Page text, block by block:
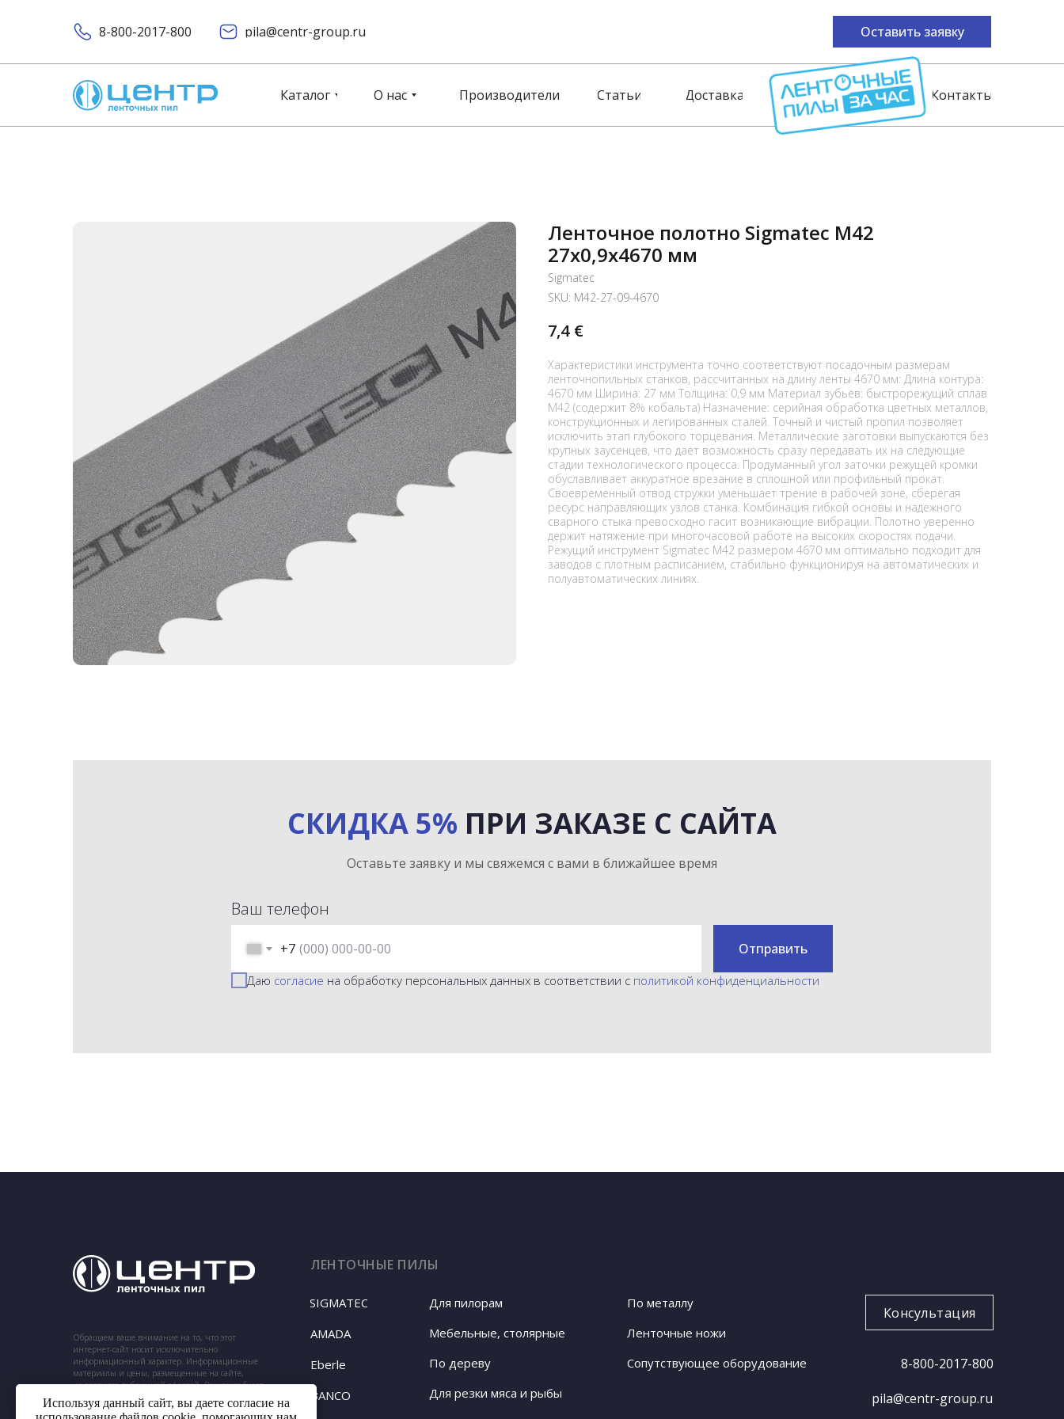
Каталог О нас Доставка
Статьи
Производители
Оставить заявку
8-800-2017-800 pila@centr-group.ru
Контакты
Ленточное полотно Sigmatec M42
27x0,9x4670 мм
Sigmatec
SKU: M42-27-09-4670
7,4 €
Характеристики инструмента точно соответствуют посадочным размерам
ленточнопильных станков, рассчитанных на длину ленты 4670 мм: Длина контура:
4670 мм Ширина: 27 мм Толщина: 0,9 мм Материал зубьев: быстрорежущий сплав
M42 (содержит 8% кобальта) Назначение: серийная обработка цветных металлов,
конструкционных и легированных сталей. Точный и чистый пропил позволяет
исключить этап глубокого торцевания. Металлические заготовки выпускаются без
крупных заусенцев, что дает возможность сразу передавать их на следующие
стадии технологического процесса. Продуманный угол заточки режущей кромки
обуславливает аккуратное врезание в сплошной или профильный прокат.
Своевременный отвод стружки уменьшает трение в рабочей зоне, сберегая
ресурс направляющих узлов станка. Комбинация гибкой основы и надежного
сварного стыка превосходно гасит возникающие вибрации. Полотно уверенно
держит натяжение при многочасовой работе на высоких скоростях подачи.
Режущий инструмент Sigmatec M42 размером 4670 мм оптимально подходит для
заводов с плотным расписанием, стабильно функционируя на автоматических и
полуавтоматических линиях.
СКИДКА 5% ПРИ ЗАКАЗЕ С САЙТА
Оставьте заявку и мы свяжемся с вами в ближайшее время
Ваш телефон
+7
Даю согласие на обработку персональных данных в соответствии с политикой конфиденциальности
Отправить
SIGMATEC
AMADA
Eberle
BANCO
Консультация
Для пилорам
Мебельные, столярные
По дереву
Для резки мяса и рыбы
8-800-2017-800
pila@centr-group.ru
ЛЕНТОЧНЫЕ ПИЛЫ
Обращаем ваше внимание на то, что этот
интернет-сайт носит исключительно
информационный характер. Информационные
материалы и цены, размещенные на сайте,
не являются публичной офертой. Ваш заказ будет
подтвержден нашим менеджером по телефону,
указанному при заказе.
По металлу
Ленточные ножи
Сопутствующее оборудование
Используя данный сайт, вы даете согласие на